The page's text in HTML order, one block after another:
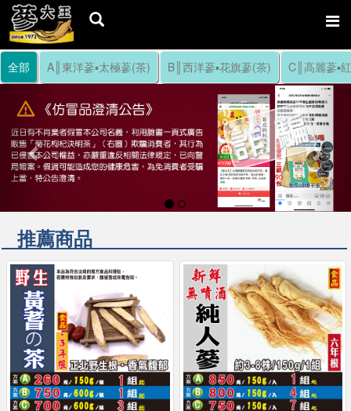
Previous
全部 A║東洋蔘▪太極蔘(茶) B║西洋蔘▪花旗蔘(茶) C║高麗蔘▪
推薦商品